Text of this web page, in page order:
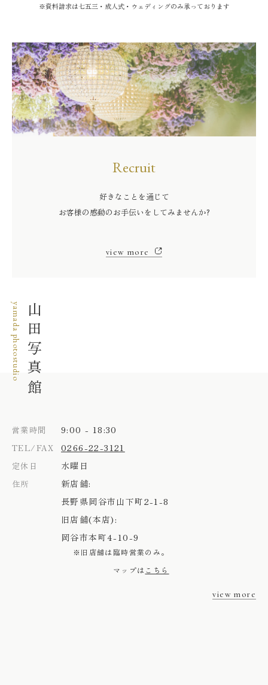
※資料請求は七五三・成人式・ウェディングのみ承っております
Recruit
好きなことを通じて
お客様の感動のお手伝いをしてみませんか?
view more
山田写真館
yamada photostudio
営業時間 9:00 - 18:30
TEL/FAX 0266-22-3121
定休日 水曜日
住所
新店舗:
長野県岡谷市山下町2-1-8
旧店舗(本店):
岡谷市本町4-10-9
※旧店舗は臨時営業のみ。
マップは こちら
view more